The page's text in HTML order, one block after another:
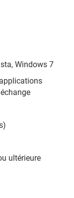
Windows 7
ultérieure